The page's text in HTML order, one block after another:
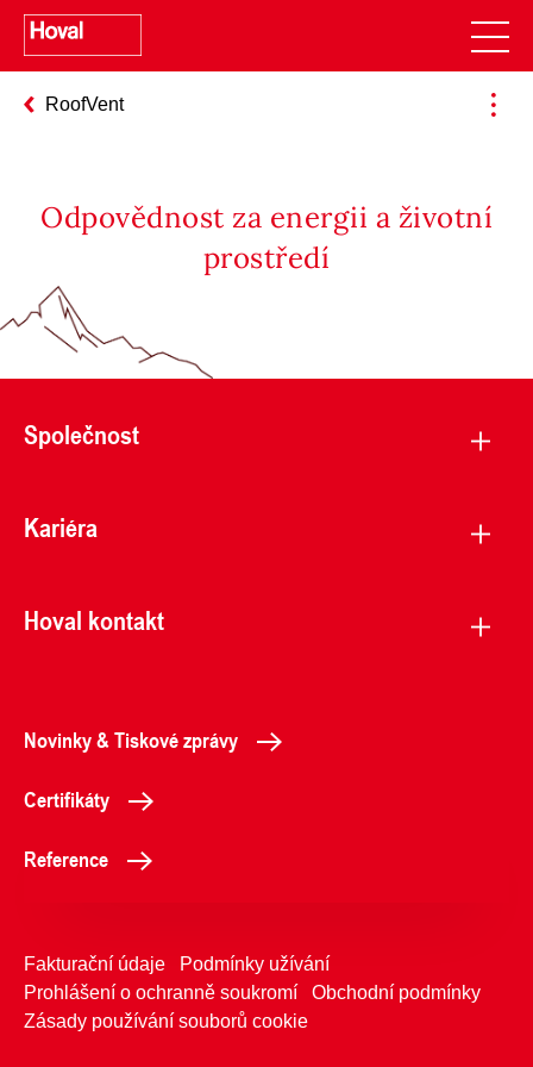
RoofVent
Odpovědnost za energii a životní
prostředí
Společnost
Kariéra
Hoval kontakt
Novinky & Tiskové zprávy
Certifikáty
Reference
Fakturační údaje
Podmínky užívání
Prohlášení o ochranně soukromí
Obchodní podmínky
Zásady používání souborů cookie